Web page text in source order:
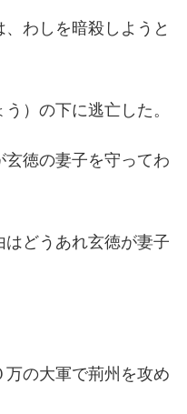
わしを暗殺しようと
う）の下に逃亡した。
玄徳の妻子を守ってわ
どうあれ玄徳が妻子
の大軍で荊州を攻め